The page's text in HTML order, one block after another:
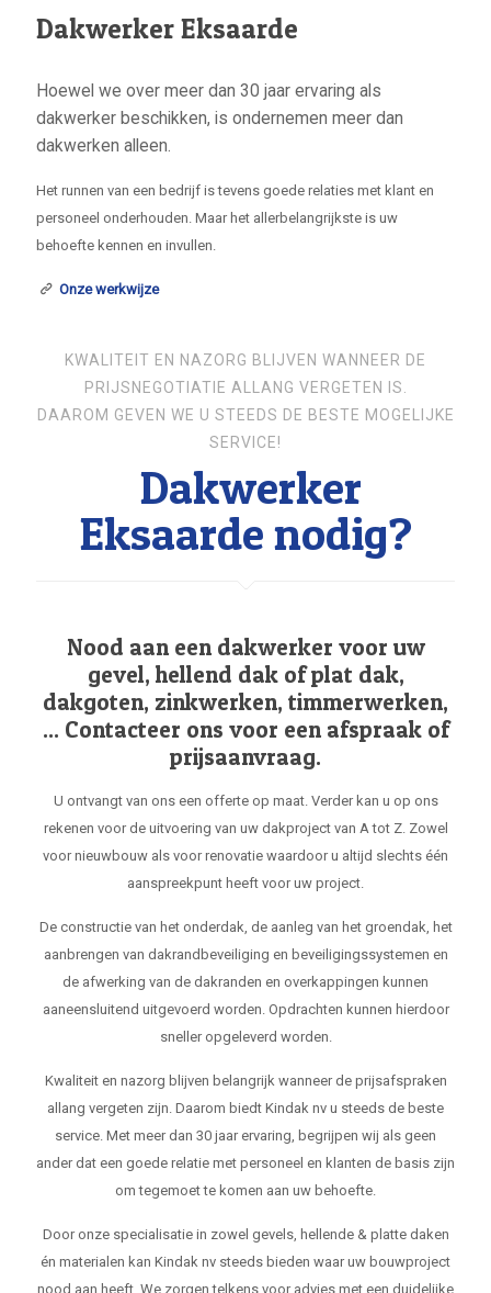
Dakwerker Eksaarde
Hoewel we over meer dan 30 jaar ervaring als
dakwerker beschikken, is ondernemen meer dan
dakwerken alleen.
Het runnen van een bedrijf is tevens goede relaties met klant en
personeel onderhouden. Maar het allerbelangrijkste is uw
behoefte kennen en invullen.
Onze werkwijze
KWALITEIT EN NAZORG BLIJVEN WANNEER DE
PRIJSNEGOTIATIE ALLANG VERGETEN IS.
DAAROM GEVEN WE U STEEDS DE BESTE MOGELIJKE
SERVICE!
Dakwerker
Eksaarde nodig?
Nood aan een dakwerker voor uw
gevel, hellend dak of plat dak,
dakgoten, zinkwerken, timmerwerken,
... Contacteer ons voor een afspraak of
prijsaanvraag.
U ontvangt van ons een offerte op maat. Verder kan u op ons
rekenen voor de uitvoering van uw dakproject van A tot Z. Zowel
voor nieuwbouw als voor renovatie waardoor u altijd slechts één
aanspreekpunt heeft voor uw project.
De constructie van het onderdak, de aanleg van het groendak, het
aanbrengen van dakrandbeveiliging en beveiligingssystemen en
de afwerking van de dakranden en overkappingen kunnen
aaneensluitend uitgevoerd worden. Opdrachten kunnen hierdoor
sneller opgeleverd worden.
Kwaliteit en nazorg blijven belangrijk wanneer de prijsafspraken
allang vergeten zijn. Daarom biedt Kindak nv u steeds de beste
service. Met meer dan 30 jaar ervaring, begrijpen wij als geen
ander dat een goede relatie met personeel en klanten de basis zijn
om tegemoet te komen aan uw behoefte.
Door onze specialisatie in zowel gevels, hellende & platte daken
én materialen kan Kindak nv steeds bieden waar uw bouwproject
nood aan heeft. We zorgen telkens voor advies met een duidelijke